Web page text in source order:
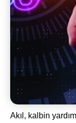
Akıl, kalbin